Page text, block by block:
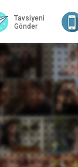
Tavsiyeni
Gönder